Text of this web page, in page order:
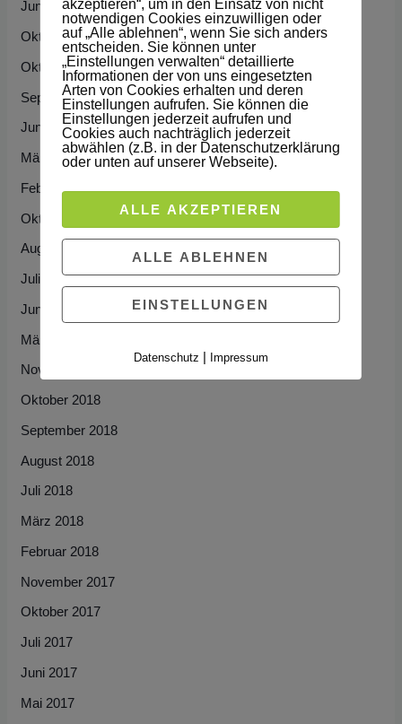
h
:
Juni 2022
Oktober 2021
Oktober 2020
September 2020
Juni 2020
März 2020
Februar 2020
Oktober 2019
August 2019
Juli 2019
Juni 2019
März 2019
November 2018
Oktober 2018
September 2018
August 2018
Juli 2018
März 2018
Februar 2018
November 2017
Oktober 2017
Juli 2017
Juni 2017
Mai 2017
akzeptieren“, um in den Einsatz von nicht
notwendigen Cookies einzuwilligen oder
auf „Alle ablehnen“, wenn Sie sich anders
entscheiden. Sie können unter
„Einstellungen verwalten“ detaillierte
Informationen der von uns eingesetzten
Arten von Cookies erhalten und deren
Einstellungen aufrufen. Sie können die
Einstellungen jederzeit aufrufen und
Cookies auch nachträglich jederzeit
abwählen (z.B. in der Datenschutzerklärung
oder unten auf unserer Webseite).
ALLE AKZEPTIEREN
ALLE ABLEHNEN
EINSTELLUNGEN
Datenschutz | Impressum